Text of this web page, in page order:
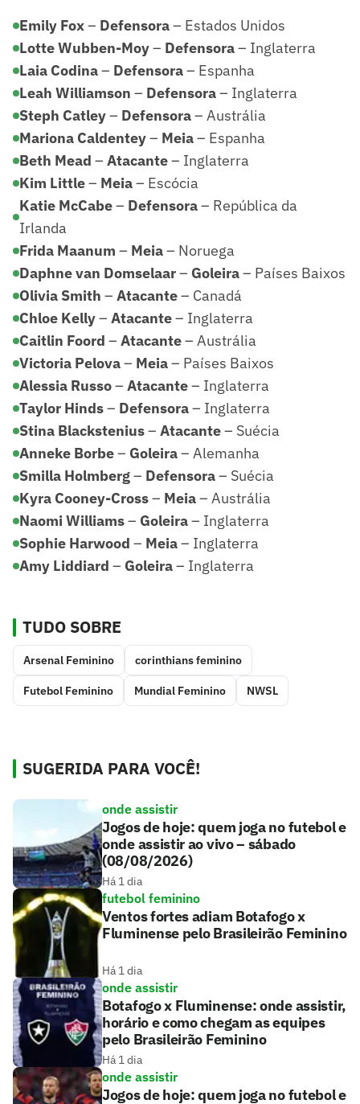
Emily Fox– Defensora– Estados Unidos
Lotte Wubben-Moy– Defensora– Inglaterra
Laia Codina– Defensora– Espanha
Leah Williamson – Defensora– Inglaterra
Steph Catley– Defensora– Austrália
Mariona Caldentey– Meia– Espanha
Beth Mead – Atacante– Inglaterra
Kim Little– Meia– Escócia
Katie McCabe– Defensora– República da
Irlanda
Frida Maanum – Meia– Noruega
Daphne van Domselaar– Goleira– Países Baixos
Olivia Smith – Atacante– Canadá
Chloe Kelly– Atacante– Inglaterra
Caitlin Foord – Atacante– Austrália
Victoria Pelova– Meia– Países Baixos
Alessia Russo– Atacante– Inglaterra
Taylor Hinds– Defensora– Inglaterra
Stina Blackstenius– Atacante– Suécia
Anneke Borbe– Goleira– Alemanha
Smilla Holmberg– Defensora– Suécia
Kyra Cooney-Cross– Meia– Austrália
Naomi Williams– Goleira– Inglaterra
Sophie Harwood – Meia– Inglaterra
Amy Liddiard – Goleira– Inglaterra
TUDO SOBRE
Arsenal Feminino corinthians feminino
Futebol Feminino Mundial Feminino NWSL
SUGERIDA PARA VOCÊ!
onde assistir
Jogos de hoje: quem joga no futebol e
onde assistir ao vivo – sábado
(08/08/2026)
Há 1 dia
futebol feminino
Ventos fortes adiam Botafogo x
Fluminense pelo Brasileirão Feminino
Há 1 dia
onde assistir
Botafogo x Fluminense: onde assistir,
horário e como chegam as equipes
pelo Brasileirão Feminino
Há 1 dia
onde assistir
Jogos de hoje: quem joga no futebol e